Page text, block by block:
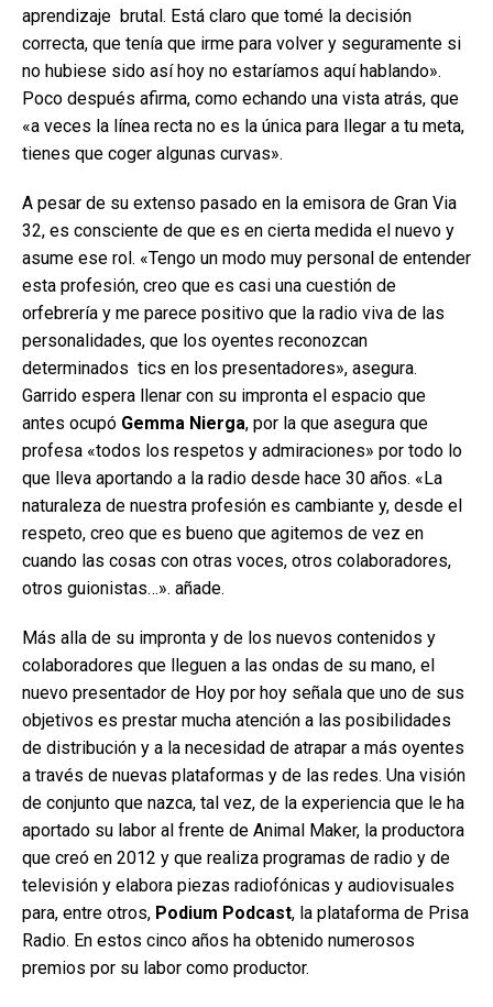
aprendizaje brutal. Está claro que tomé la decisión
correcta, que tenía que irme para volver y seguramente si
no hubiese sido así hoy no estaríamos aquí hablando».
Poco después afirma, como echando una vista atrás, que
«a veces la línea recta no es la única para llegar a tu meta,
tienes que coger algunas curvas».
A pesar de su extenso pasado en la emisora de Gran Via
32, es consciente de que es en cierta medida el nuevo y
asume ese rol. «Tengo un modo muy personal de entender
esta profesión, creo que es casi una cuestión de
orfebrería y me parece positivo que la radio viva de las
personalidades, que los oyentes reconozcan
determinados tics en los presentadores», asegura.
Garrido espera llenar con su impronta el espacio que
antes ocupó Gemma Nierga, por la que asegura que
profesa «todos los respetos y admiraciones» por todo lo
que lleva aportando a la radio desde hace 30 años. «La
naturaleza de nuestra profesión es cambiante y, desde el
respeto, creo que es bueno que agitemos de vez en
cuando las cosas con otras voces, otros colaboradores,
otros guionistas…». añade.
Más alla de su impronta y de los nuevos contenidos y
colaboradores que lleguen a las ondas de su mano, el
nuevo presentador de Hoy por hoy señala que uno de sus
objetivos es prestar mucha atención a las posibilidades
de distribución y a la necesidad de atrapar a más oyentes
a través de nuevas plataformas y de las redes. Una visión
de conjunto que nazca, tal vez, de la experiencia que le ha
aportado su labor al frente de Animal Maker, la productora
que creó en 2012 y que realiza programas de radio y de
televisión y elabora piezas radiofónicas y audiovisuales
para, entre otros, Podium Podcast, la plataforma de Prisa
Radio. En estos cinco años ha obtenido numerosos
premios por su labor como productor.